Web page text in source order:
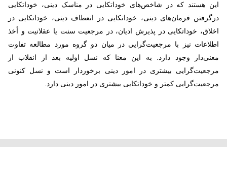
این هستند که در شاخص‌های خوداتکایی در مناسک دینی، خوداتکایی
درگرفتن فرمان‌های دینی، خوداتکایی در انعطاف دینی، خوداتکایی در
اخلاق، خوداتکایی در پذیرش ادیان، در مرجعیت سنت یا عقلانیت و أخذ
اطلاعات نیز با مرجعیت‌گرایی در میان دو گروه مورد مطالعه تفاوت
معنی‌دار وجود دارد. به این معنا که نسل اولیه بعد از انقلاب از
مرجعیت‌گرایی بیشتری در امور دینی برخوردار است و نسل کنونی
مرجعیت‌گرایی کمتر و خوداتکایی بیشتری در امور دینی دارد